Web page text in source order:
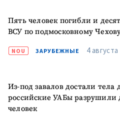
Пять человек погибли и
ВСУ по подмосковному
NOU ЗАРУБЕЖНЫЕ 4
Из-под завалов достали тела
российские УАБы разрушили
человек
заголовок
+ Загрузить